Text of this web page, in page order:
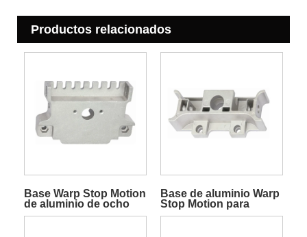
Productos relacionados
Base Warp Stop Motion
de aluminio de ocho
filas
Base de aluminio Warp
Stop Motion para
cabezal Warp Stop